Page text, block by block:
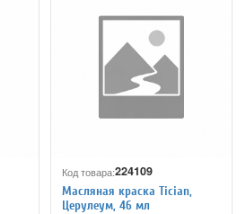
Код товара:224109
Масляная краска Tician,
Церулеум, 46 мл